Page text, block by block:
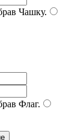
Чашку.
Флаг.